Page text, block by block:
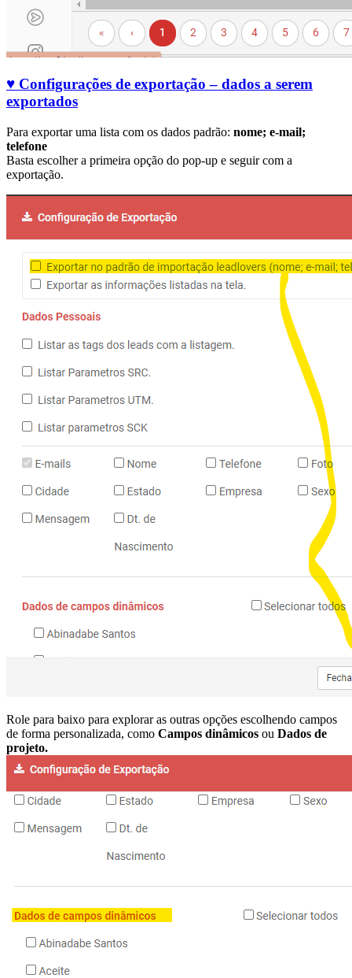
♥ Configurações de exportação – dados a serem
exportados
Para exportar uma lista com os dados padrão: nome; e-mail;
telefone
Basta escolher a primeira opção do pop-up e seguir com a
exportação.
Role para baixo para explorar as outras opções escolhendo campos
de forma personalizada, como Campos dinâmicos ou Dados de
projeto.